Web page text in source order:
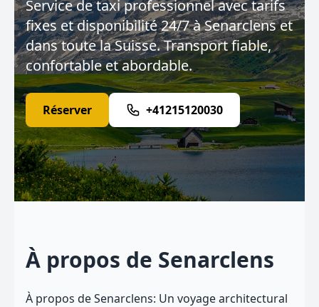
Service de taxi professionnel avec tarifs
fixes et disponibilité 24/7 à Senarclens et
dans toute la Suisse. Transport fiable,
confortable et abordable.
Réserver +41215120030
À propos de Senarclens
À propos de Senarclens: Un voyage architectural